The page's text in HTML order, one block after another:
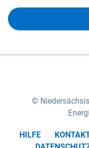
HILFE